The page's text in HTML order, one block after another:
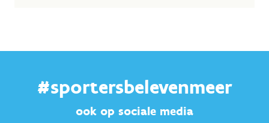
#sportersbelevenmeer
ook op sociale media